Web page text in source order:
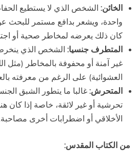
الخائن: الشخص الذي لا يستطيع
واحدة، ويشعر بدافع مستمر للبحث
كان ذلك يعرضه لمخاطر صحية أو
المتطرف جنسيا: الشخص الذي
غير آمنة أو محفوفة بالمخاطر (مثل
العشوائية) على الرغم من معرفته
المتحرش: غالبا ما يتطور الشبق
تحرشية أو غير لائقة، خاصة إذا
الأخلاقي أو اضطرابات أخرى
من الكتاب المقدس: